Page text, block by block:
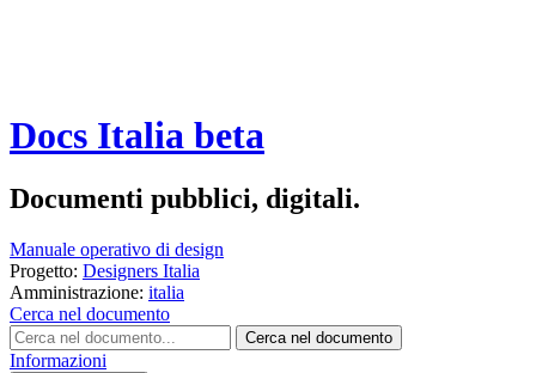
Docs Italia beta
Documenti pubblici, digitali.
Manuale operativo di design
Progetto: Designers Italia
Amministrazione: italia
Cerca nel documento
Cerca nel documento
Informazioni